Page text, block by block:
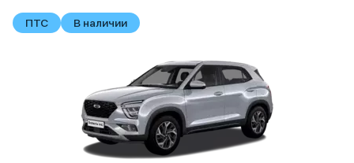
ПТС В наличии